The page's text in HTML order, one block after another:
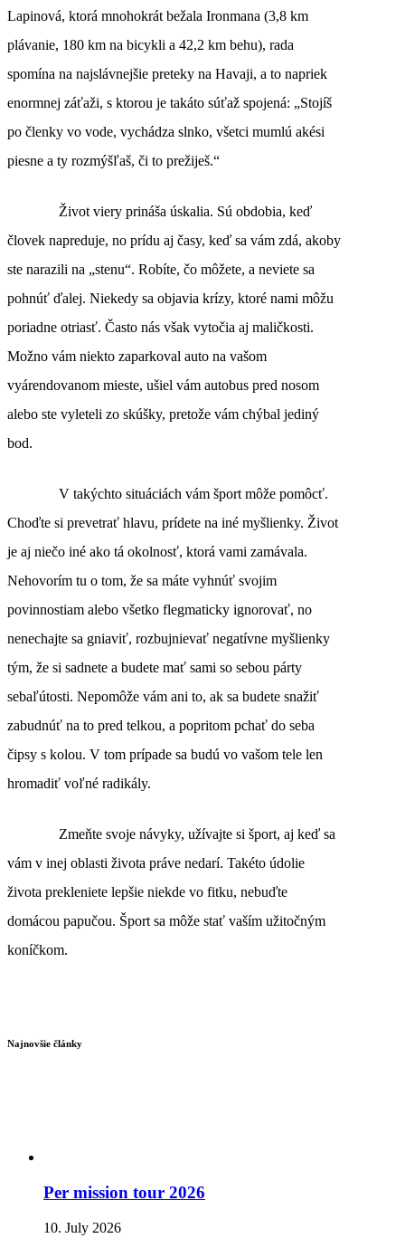
Lapinová, ktorá mnohokrát bežala Ironmana (3,8 km
plávanie, 180 km na bicykli a 42,2 km behu), rada
spomína na najslávnejšie preteky na Havaji, a to napriek
enormnej záťaži, s ktorou je takáto súťaž spojená: „Stojíš
po členky vo vode, vychádza slnko, všetci mumlú akési
piesne a ty rozmýšľaš, či to prežiješ.“
Život viery prináša úskalia. Sú obdobia, keď
človek napreduje, no prídu aj časy, keď sa vám zdá, akoby
ste narazili na „stenu“. Robíte, čo môžete, a neviete sa
pohnúť ďalej. Niekedy sa objavia krízy, ktoré nami môžu
poriadne otriasť. Často nás však vytočia aj maličkosti.
Možno vám niekto zaparkoval auto na vašom
vyárendovanom mieste, ušiel vám autobus pred nosom
alebo ste vyleteli zo skúšky, pretože vám chýbal jediný
bod.
V takýchto situáciách vám šport môže pomôcť.
Choďte si prevetrať hlavu, prídete na iné myšlienky. Život
je aj niečo iné ako tá okolnosť, ktorá vami zamávala.
Nehovorím tu o tom, že sa máte vyhnúť svojim
povinnostiam alebo všetko flegmaticky ignorovať, no
nenechajte sa gniaviť, rozbujnievať negatívne myšlienky
tým, že si sadnete a budete mať sami so sebou párty
sebaľútosti. Nepomôže vám ani to, ak sa budete snažiť
zabudnúť na to pred telkou, a popritom pchať do seba
čipsy s kolou. V tom prípade sa budú vo vašom tele len
hromadiť voľné radikály.
Zmeňte svoje návyky, užívajte si šport, aj keď sa
vám v inej oblasti života práve nedarí. Takéto údolie
života prekleniete lepšie niekde vo fitku, nebuďte
domácou papučou. Šport sa môže stať vaším užitočným
koníčkom.
Najnovšie články
Per mission tour 2026
10. July 2026